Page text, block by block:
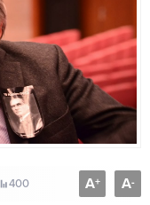
400 A+ A-